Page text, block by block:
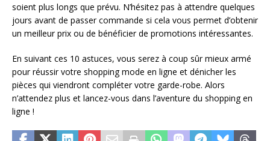
soient plus longs que prévu. N’hésitez pas à attendre quelques
jours avant de passer commande si cela vous permet d’obtenir
un meilleur prix ou de bénéficier de promotions intéressantes.
En suivant ces 10 astuces, vous serez à coup sûr mieux armé
pour réussir votre shopping mode en ligne et dénicher les
pièces qui viendront compléter votre garde-robe. Alors
n’attendez plus et lancez-vous dans l’aventure du shopping en
ligne !